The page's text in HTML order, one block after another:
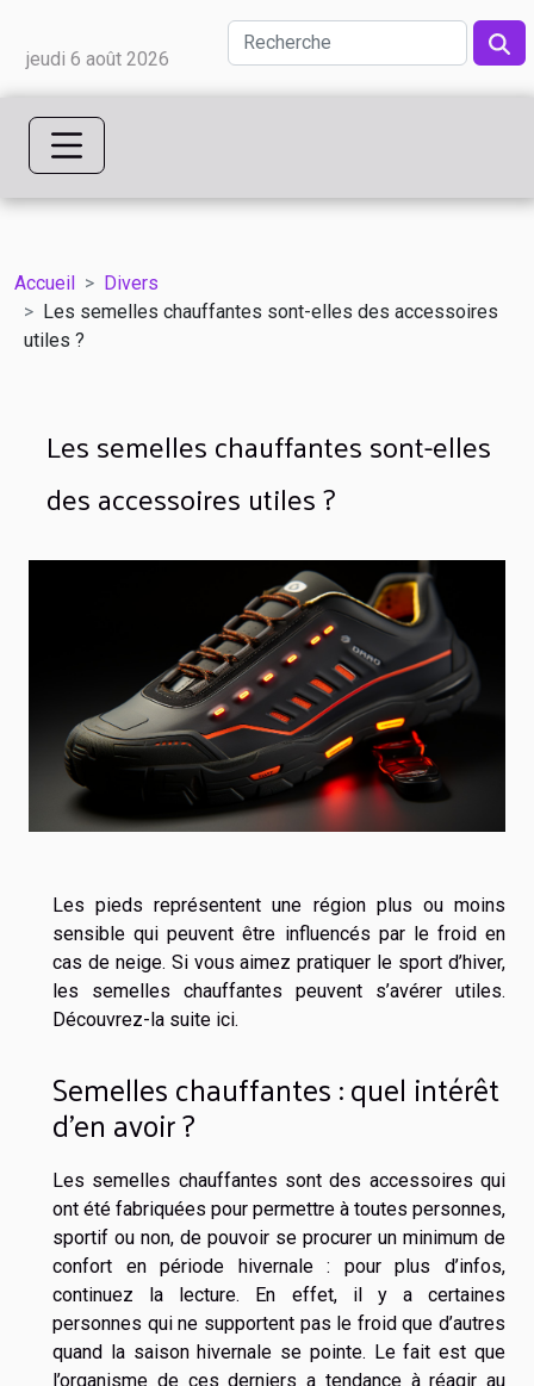
jeudi 6 août 2026
Accueil
Divers
Les semelles chauffantes sont-elles des accessoires
utiles ?
Les semelles chauffantes sont-elles
des accessoires utiles ?
Les pieds représentent une région plus ou moins
sensible qui peuvent être influencés par le froid en
cas de neige. Si vous aimez pratiquer le sport d’hiver,
les semelles chauffantes peuvent s’avérer utiles.
Découvrez-la suite ici.
Semelles chauffantes : quel intérêt
d’en avoir ?
Les semelles chauffantes sont des accessoires qui
ont été fabriquées pour permettre à toutes personnes,
sportif ou non, de pouvoir se procurer un minimum de
confort en période hivernale : pourplus d’infos,
continuez la lecture. En effet, il y a certaines
personnes qui ne supportent pas le froid que d’autres
quand la saison hivernale se pointe. Le fait est que
l’organisme de ces derniers a tendance à réagir au